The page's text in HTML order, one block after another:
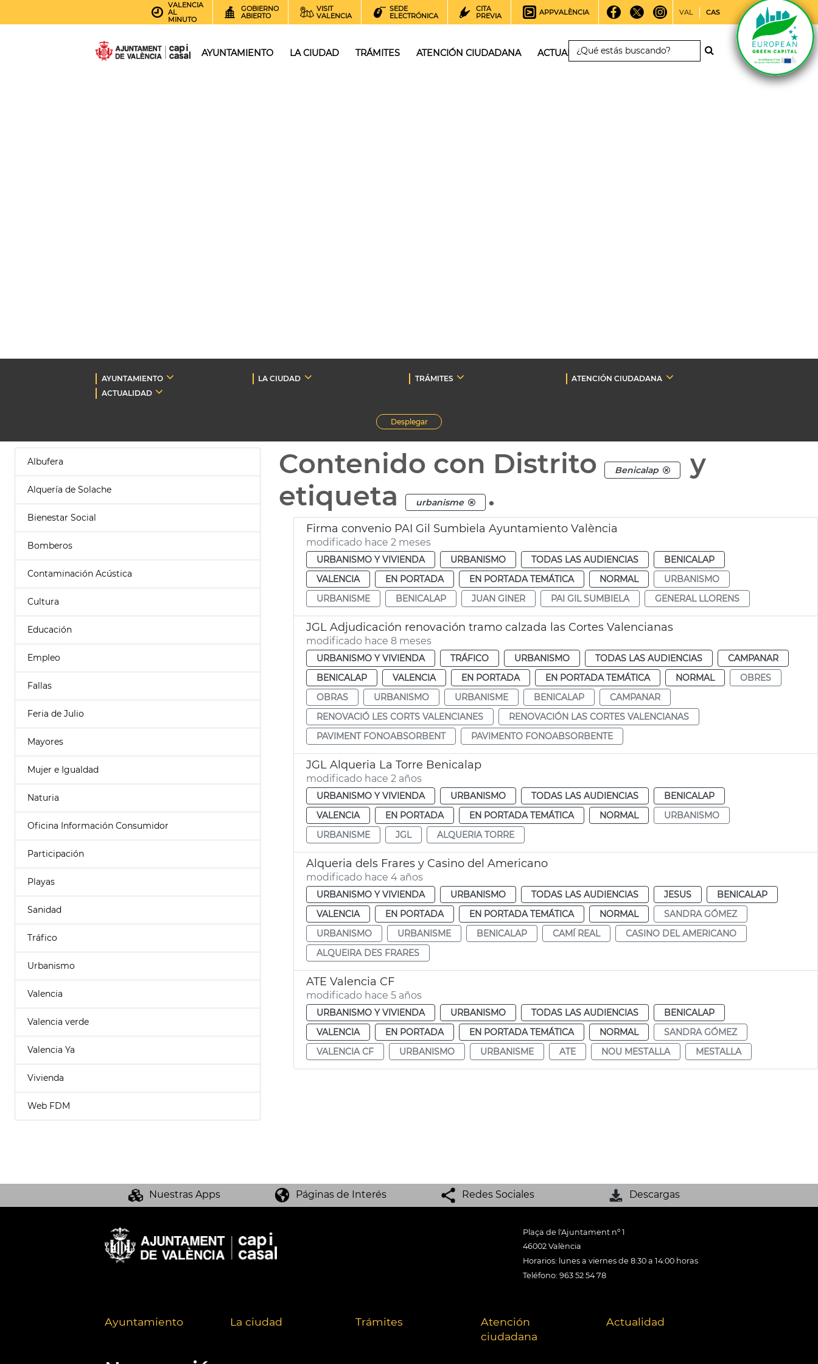
VALENCIA
AL
MINUTO
GOBIERNO
ABIERTO
VISIT
VALENCIA
SEDE
ELECTRÓNICA
CITA
PREVIA
APPVALÈNCIA VAL CAS
AYUNTAMIENTO LA CIUDAD TRÁMITES ATENCIÓN CIUDADANA ACTUALIDAD
AYUNTAMIENTO LA CIUDAD TRÁMITES
ATENCIÓN CIUDADANA
ACTUALIDAD
Desplegar
Albufera
Alquería de Solache
Bienestar Social
Bomberos
Contaminación Acústica
Cultura
Educación
Empleo
Fallas
Feria de Julio
Mayores
Mujer e Igualdad
Naturia
Oficina Información Consumidor
Participación
Playas
Sanidad
Tráfico
Urbanismo
Valencia
Valencia verde
Valencia Ya
Vivienda
Web FDM
Contenido con Distrito Benicalap
y
etiqueta
urbanisme .
Firma convenio PAI Gil Sumbiela Ayuntamiento València
modificado hace 2 meses
URBANISMO Y VIVIENDA URBANISMO TODAS LAS AUDIENCIAS
BENICALAP
VALENCIA
EN PORTADA EN PORTADA TEMÁTICA NORMAL
URBANISMO
URBANISME
BENICALAP JUAN GINER PAI GIL SUMBIELA GENERAL LLORENS
JGL Adjudicación renovación tramo calzada las Cortes Valencianas
modificado hace 8 meses
URBANISMO Y VIVIENDA TRÁFICO URBANISMO TODAS LAS AUDIENCIAS
CAMPANAR
BENICALAP
VALENCIA EN PORTADA EN PORTADA TEMÁTICA NORMAL
OBRES
OBRAS
URBANISMO URBANISME BENICALAP
CAMPANAR
RENOVACIÓ LES CORTS VALENCIANES
RENOVACIÓN LAS CORTES VALENCIANAS
PAVIMENT FONOABSORBENT
PAVIMENTO FONOABSORBENTE
JGL Alqueria La Torre Benicalap
modificado hace 2 años
URBANISMO Y VIVIENDA URBANISMO TODAS LAS AUDIENCIAS
BENICALAP
VALENCIA
EN PORTADA EN PORTADA TEMÁTICA NORMAL
URBANISMO
URBANISME
JGL ALQUERIA TORRE
Alqueria dels Frares y Casino del Americano
modificado hace 4 años
URBANISMO Y VIVIENDA URBANISMO TODAS LAS AUDIENCIAS JESUS
BENICALAP
VALENCIA
EN PORTADA EN PORTADA TEMÁTICA NORMAL
SANDRA GÓMEZ
URBANISMO
URBANISME BENICALAP CAMÍ REAL
CASINO DEL AMERICANO
ALQUEIRA DES FRARES
ATE Valencia CF
modificado hace 5 años
URBANISMO Y VIVIENDA URBANISMO TODAS LAS AUDIENCIAS
BENICALAP
VALENCIA
EN PORTADA EN PORTADA TEMÁTICA NORMAL
SANDRA GÓMEZ
VALENCIA CF
URBANISMO URBANISME ATE NOU MESTALLA MESTALLA
Nuestras Apps Páginas de Interés Redes Sociales Descargas
Plaça de l'Ajuntament nº 1
46002 València
Horarios: lunes a viernes de 8:30 a 14:00 horas
Teléfono: 963 52 54 78
Ayuntamiento La ciudad Trámites
Atención
ciudadana
Actualidad